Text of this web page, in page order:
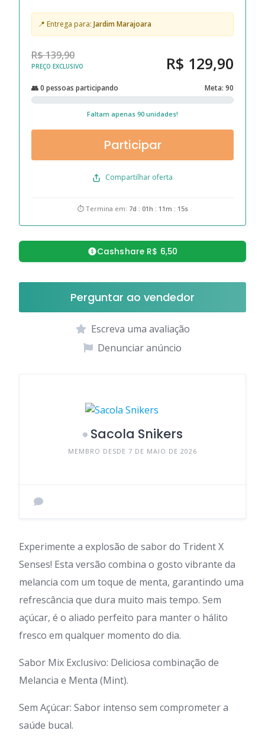
📍 Entrega para: Jardim Marajoara
R$ 139,90
PREÇO EXCLUSIVO R$ 129,90
👥 0 pessoas participando Meta: 90
Faltam apenas 90 unidades!
Participar
Compartilhar oferta
⏱ Termina em: 7d : 01h : 11m : 15s
Cashshare R$ 6,50
Perguntar ao vendedor
Escreva uma avaliação
Denunciar anúncio
Sacola Snikers
MEMBRO DESDE 7 DE MAIO DE 2026
Experimente a explosão de sabor do Trident X
Senses! Esta versão combina o gosto vibrante da
melancia com um toque de menta, garantindo uma
refrescância que dura muito mais tempo. Sem
açúcar, é o aliado perfeito para manter o hálito
fresco em qualquer momento do dia.
Sabor Mix Exclusivo: Deliciosa combinação de
Melancia e Menta (Mint).
Sem Açúcar: Sabor intenso sem comprometer a
saúde bucal.